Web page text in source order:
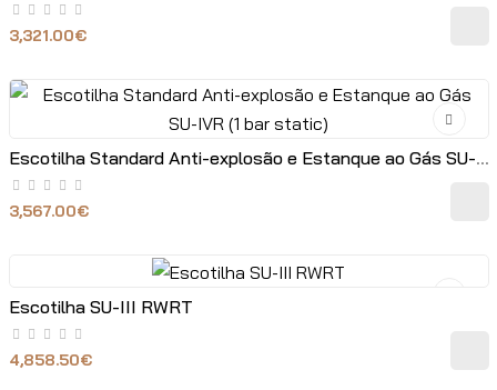
3,321.00€
Escotilha Standard Anti-explosão e Estanque ao Gás SU-IVR (1 bar static)
3,567.00€
Escotilha SU-III RWRT
4,858.50€